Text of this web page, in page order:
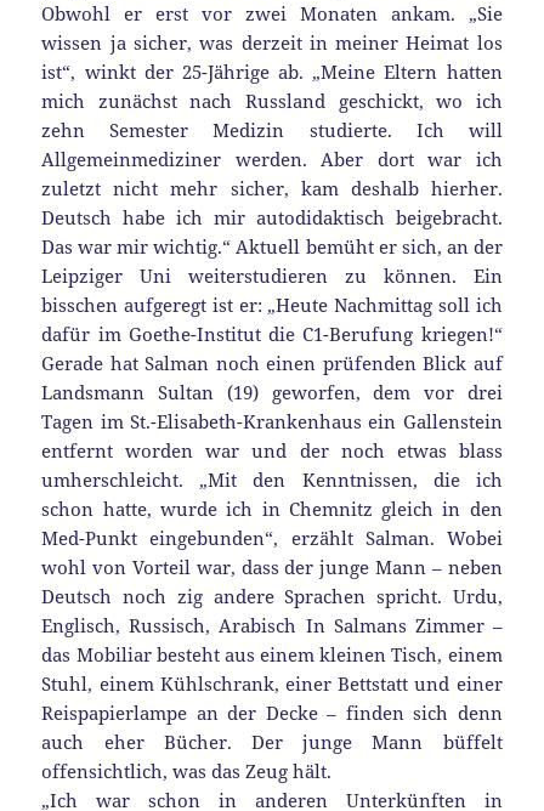
Obwohl er erst vor zwei Monaten ankam. „Sie
wissen ja sicher, was derzeit in meiner Heimat los
ist“, winkt der 25-Jährige ab. „Meine Eltern hatten
mich zunächst nach Russland geschickt, wo ich
zehn Semester Medizin studierte. Ich will
Allgemeinmediziner werden. Aber dort war ich
zuletzt nicht mehr sicher, kam deshalb hierher.
Deutsch habe ich mir autodidaktisch beigebracht.
Das war mir wichtig.“ Aktuell bemüht er sich, an der
Leipziger Uni weiterstudieren zu können. Ein
bisschen aufgeregt ist er: „Heute Nachmittag soll ich
dafür im Goethe-Institut die C1-Berufung kriegen!“
Gerade hat Salman noch einen prüfenden Blick auf
Landsmann Sultan (19) geworfen, dem vor drei
Tagen im St.-Elisabeth-Krankenhaus ein Gallenstein
entfernt worden war und der noch etwas blass
umherschleicht. „Mit den Kenntnissen, die ich
schon hatte, wurde ich in Chemnitz gleich in den
Med-Punkt eingebunden“, erzählt Salman. Wobei
wohl von Vorteil war, dass der junge Mann – neben
Deutsch noch zig andere Sprachen spricht. Urdu,
Englisch, Russisch, Arabisch In Salmans Zimmer –
das Mobiliar besteht aus einem kleinen Tisch, einem
Stuhl, einem Kühlschrank, einer Bettstatt und einer
Reispapierlampe an der Decke – finden sich denn
auch eher Bücher. Der junge Mann büffelt
offensichtlich, was das Zeug hält.
„Ich war schon in anderen Unterkünften in